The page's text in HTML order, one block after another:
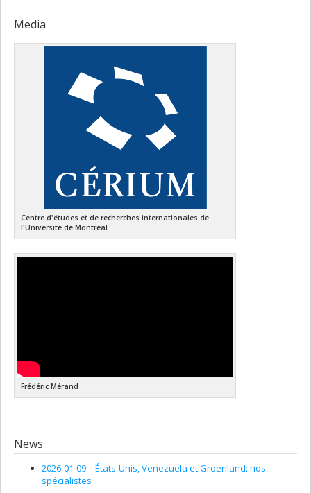
Media
Centre d'études et de recherches internationales de
l'Université de Montréal
Frédéric Mérand
News
2026-01-09 – États-Unis, Venezuela et Groenland: nos
spécialistes